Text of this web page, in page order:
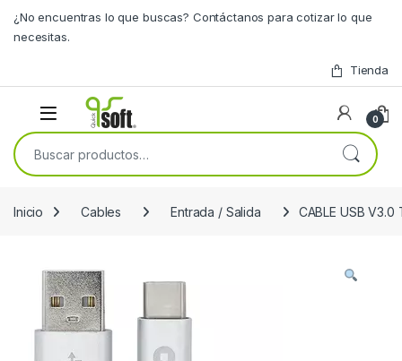
¿No encuentras lo que buscas? Contáctanos para cotizar lo que
necesitas.
Tienda
0
Buscar por:
Inicio Cables Entrada / Salida CABLE USB V3.0